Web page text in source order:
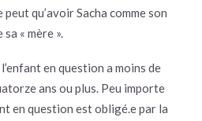
qu’avoir Sacha comme son
« mère ».
en question a moins de
ans ou plus. Peu importe
en question est obligé.e par la